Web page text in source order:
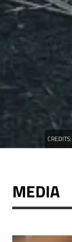
CREDITS:
MEDIA